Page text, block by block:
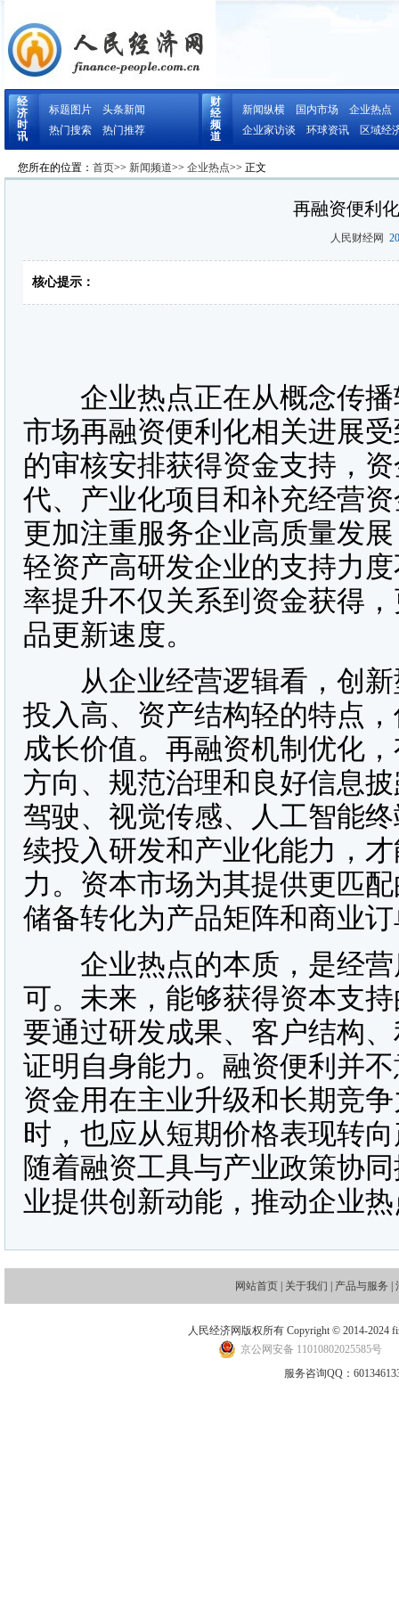
经
济
时
讯
标题图片
头条新闻
热门搜索
热门推荐
财
经
频
道
新闻纵横 国内市场
企业热点
企业家访谈
环球资讯 区域经
您所在的位置： 首页>> 新闻频道>> 企业热点>> 正文
再融资便利
人民财经网
核心提示：
企业热点正在从概念传播
市场再融资便利化相关进展
的审核安排获得资金支持，
代、产业化项目和补充经营
更加注重服务企业高质量发
轻资产高研发企业的支持力
率提升不仅关系到资金获得
品更新速度。
从企业经营逻辑看，创新
投入高、资产结构轻的特点
成长价值。再融资机制优化
方向、规范治理和良好信息
驾驶、视觉传感、人工智能
续投入研发和产业化能力，
力。资本市场为其提供更匹
储备转化为产品矩阵和商业
企业热点的本质，是经营
可。未来，能够获得资本支
要通过研发成果、客户结构
证明自身能力。融资便利并
资金用在主业升级和长期竞
时，也应从短期价格表现转
随着融资工具与产业政策协
业提供创新动能，推动企业
网站首页 关于我们 产品与服务
人民经济网版权所有 Copyright © 2014-2024
京公网安备 11010802025585号
服务咨询QQ：